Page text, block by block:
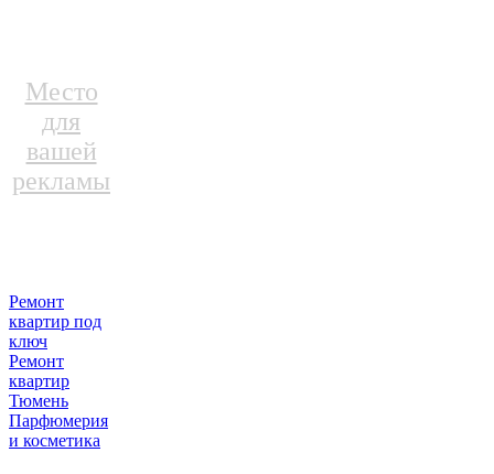
Место
для
вашей
рекламы
Ремонт
квартир под
ключ
Ремонт
квартир
Тюмень
Парфюмерия
и косметика